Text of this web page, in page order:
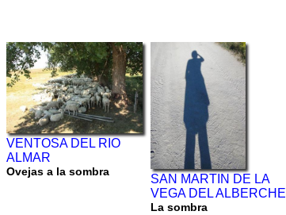
VENTOSA DEL RIO
ALMAR
Ovejas a la sombra
SAN MARTIN DE LA
VEGA DEL ALBERCHE
La sombra